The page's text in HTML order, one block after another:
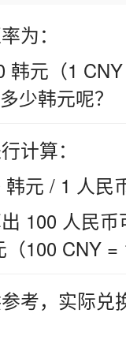
为：
韩元（1
少韩元呢？
计算：
元 / 1 人民
100 人民
100 CNY =
考，实际